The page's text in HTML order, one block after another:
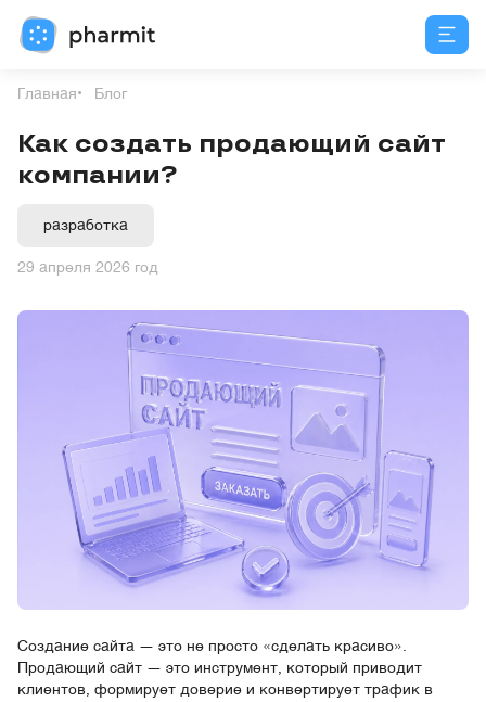
Главная Блог
Как создать продающий сайт
компании?
разработка
29 апреля 2026 год
Создание сайта — это не просто «сделать красиво».
Продающий сайт — это инструмент, который приводит
клиентов, формирует доверие и конвертирует трафик в